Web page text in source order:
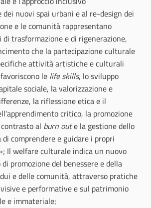
nuovi spai urbani e al re-design dei
e le comunità rappresentano
trasformazione e di rigenerazione,
che la partecipazione culturale
attività artistiche e culturali
le life skills, lo sviluppo
sociale, la valorizzazione e
la riflessione etica e il
critico, la promozione
al burn oute la gestione dello
comprendere e guidare i propri
Il welfare culturale indica un nuovo
promozione del benessere e della
e delle comunità, attraverso pratiche
e performative e sul patrimonio
e immateriale;